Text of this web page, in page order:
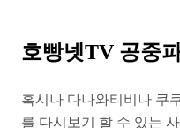
호빵넷TV 공중
혹시나 다나와티비나 쿠
를 다시보기 할 수 있는